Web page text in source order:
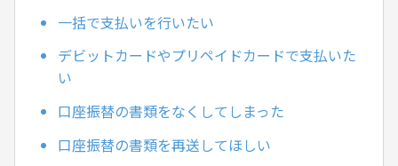
一括で支払いを行いたい
デビットカードやプリペイドカードで支払いた
い
口座振替の書類をなくしてしまった
口座振替の書類を再送してほしい